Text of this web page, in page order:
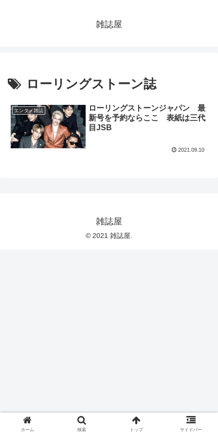
雑誌屋
ローリングストーン誌
エンタメ雑誌
ローリングストーンジャパン 最
新号を予約ならここ 表紙は三代
目JSB
2021.09.10
雑誌屋
© 2021 雑誌屋.
ホーム 検索 トップ サイドバー